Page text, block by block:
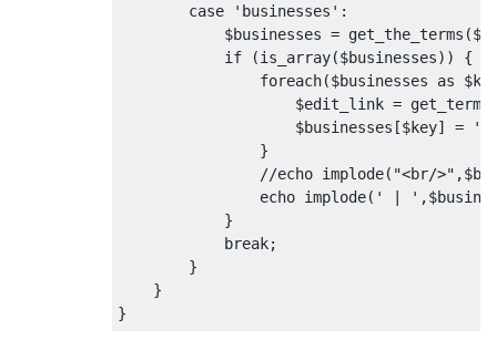
case
'businesses' :
            $businesses
= get_the_terms (
if
(is_array($businesses))
{
foreach($businesses as
                    $edit_link
=
                    $businesses
[$key] =
}
//echo implode("<br/
                echo implode
( ' | ' ,
}
break;
}
}
}